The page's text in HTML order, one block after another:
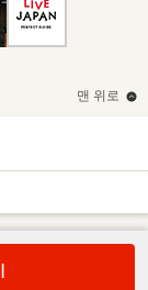
맨 위로